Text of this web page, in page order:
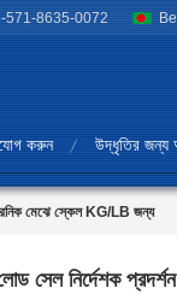
571-8635-0072
করুন উদ্ধৃতির জন্য
মেঝে স্কেল KG/LB জন্য
সেল নির্দেশক